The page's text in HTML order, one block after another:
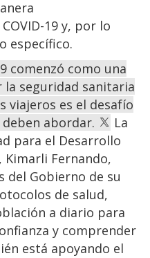
19 y, por lo
específico.
comenzó como una
seguridad sanitaria
viajeros es el desafío
abordar.
La
para el Desarrollo
Kimarli Fernando,
del Gobierno de su
de salud,
a diario para
y comprender
está apoyando el